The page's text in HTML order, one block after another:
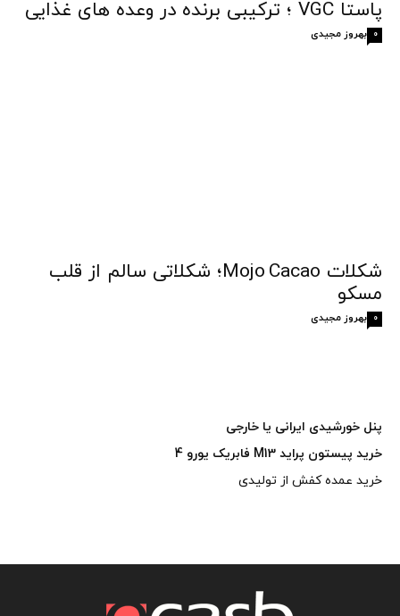
پاستا VGC ؛ ترکیبی برنده در وعده های غذایی
بهروز مجیدی 0
شکلات Mojo Cacao؛ شکلاتی سالم از قلب
مسکو
بهروز مجیدی 0
پنل خورشیدی ایرانی یا خارجی
خرید پیستون پراید M13 فابریک یورو 4
خرید عمده کفش از تولیدی